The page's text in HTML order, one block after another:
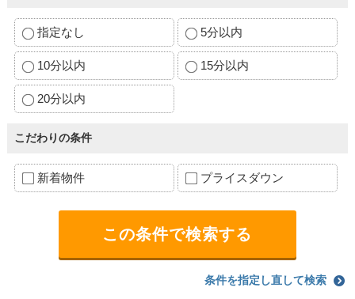
指定なし 5分以内
10分以内 15分以内
20分以内
こだわりの条件
新着物件 プライスダウン
条件を指定し直して検索